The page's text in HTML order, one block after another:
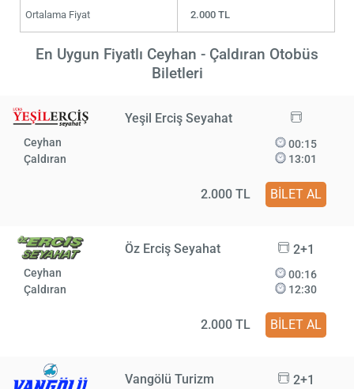
Ortalama Fiyat 2.000 TL
En Uygun Fiyatlı Ceyhan - Çaldıran Otobüs
Biletleri
Yeşil Erciş Seyahat
Ceyhan
Çaldıran
00:15
13:01
2.000 TL BİLET AL
Öz Erciş Seyahat 2+1
Ceyhan
Çaldıran
00:16
12:30
2.000 TL BİLET AL
Vangölü Turizm 2+1